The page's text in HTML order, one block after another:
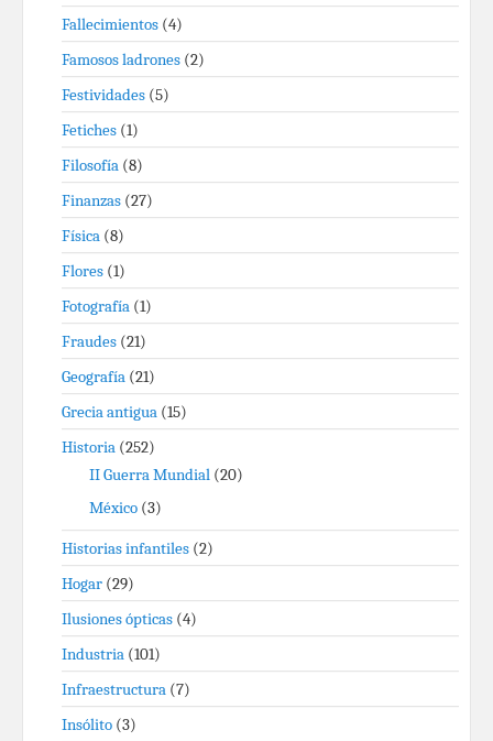
Fallecimientos (4)
Famosos ladrones (2)
Festividades (5)
Fetiches (1)
Filosofía (8)
Finanzas (27)
Física (8)
Flores (1)
Fotografía (1)
Fraudes (21)
Geografía (21)
Grecia antigua (15)
Historia (252)
II Guerra Mundial (20)
México (3)
Historias infantiles (2)
Hogar (29)
Ilusiones ópticas (4)
Industria (101)
Infraestructura (7)
Insólito (3)